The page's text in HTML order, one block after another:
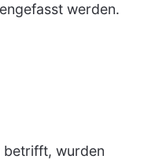
werden.
betrifft, wurden